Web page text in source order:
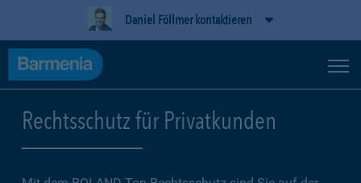
Daniel Föllmer kontaktieren
Rechtsschutz für Privatkunden